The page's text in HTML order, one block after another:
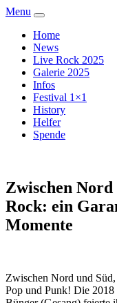
Menu
Home
News
Live Rock 2025
Galerie 2025
Infos
Festival 1×1
History
Helfer
Spende
Zwischen
Rock: ein
Momente
Zwischen Nord und
Pop und Punk! Die